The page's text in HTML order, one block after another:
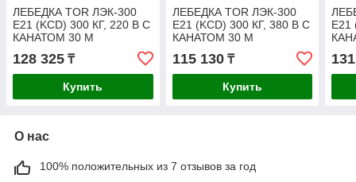
ЛЕБЕДКА TOR ЛЭК-300
E21 (KCD) 300 КГ, 220 В С
КАНАТОМ 30 М
128 325 ₸
Купить
ЛЕБЕДКА TOR ЛЭК-300
E21 (KCD) 300 КГ, 380 В С
КАНАТОМ 30 М
115 130₸
Купить
E21
О нас
100% положительных из 7 отзывов за год